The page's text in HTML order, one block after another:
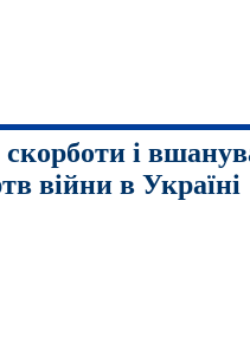
і
війни в Україні